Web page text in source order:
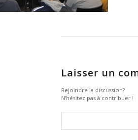
Laisser un
Rejoindre la discussion?
N’hésitez pas à contribuer !